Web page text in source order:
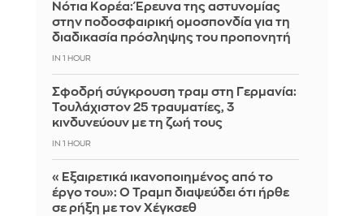
Νότια Κορέα: Έρευνα της αστυνομίας
στην ποδοσφαιρική ομοσπονδία για τη
διαδικασία πρόσληψης του προπονητή
IN 1 HOUR
Σφοδρή σύγκρουση τραμ στη Γερμανία:
Τουλάχιστον 25 τραυματίες, 3
κινδυνεύουν με τη ζωή τους
IN 1 HOUR
«Εξαιρετικά ικανοποιημένος από το
έργο του»: Ο Τραμπ διαψεύδει ότι ήρθε
σε ρήξη με τον Χέγκσεθ